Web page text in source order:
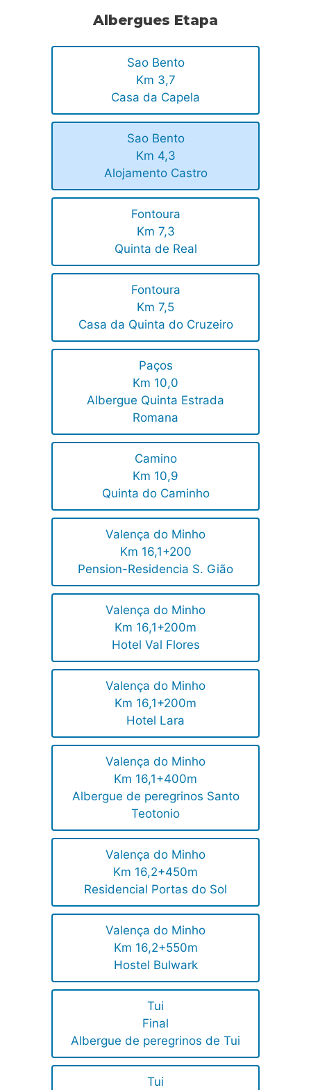
Albergues Etapa
Sao Bento
Km 3,7
Casa da Capela
Sao Bento
Km 4,3
Alojamento Castro
Fontoura
Km 7,3
Quinta de Real
Fontoura
Km 7,5
Casa da Quinta do Cruzeiro
Paços
Km 10,0
Albergue Quinta Estrada
Romana
Camino
Km 10,9
Quinta do Caminho
Valença do Minho
Km 16,1+200
Pension-Residencia S. Gião
Valença do Minho
Km 16,1+200m
Hotel Val Flores
Valença do Minho
Km 16,1+200m
Hotel Lara
Valença do Minho
Km 16,1+400m
Albergue de peregrinos Santo
Teotonio
Valença do Minho
Km 16,2+450m
Residencial Portas do Sol
Valença do Minho
Km 16,2+550m
Hostel Bulwark
Tui
Final
Albergue de peregrinos de Tui
Tui